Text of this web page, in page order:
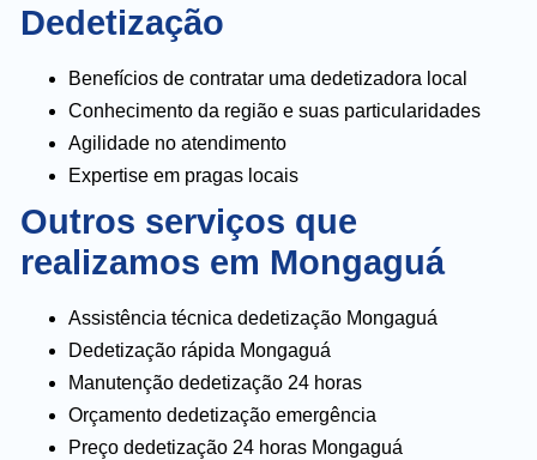
Dedetização
Benefícios de contratar uma dedetizadora local
Conhecimento da região e suas particularidades
Agilidade no atendimento
Expertise em pragas locais
Outros serviços que
realizamos em Mongaguá
Assistência técnica dedetização Mongaguá
Dedetização rápida Mongaguá
Manutenção dedetização 24 horas
Orçamento dedetização emergência
Preço dedetização 24 horas Mongaguá